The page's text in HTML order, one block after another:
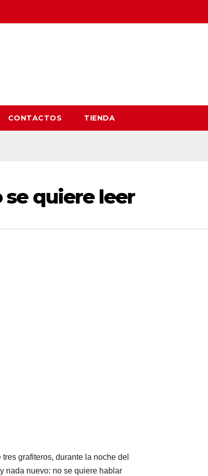
CONTACTOS TIENDA
quiere leer
grafiteros, durante la noche del
nada nuevo: no se quiere hablar